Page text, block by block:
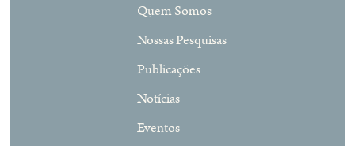
Quem Somos
Nossas Pesquisas
Publicações
Notícias
Eventos